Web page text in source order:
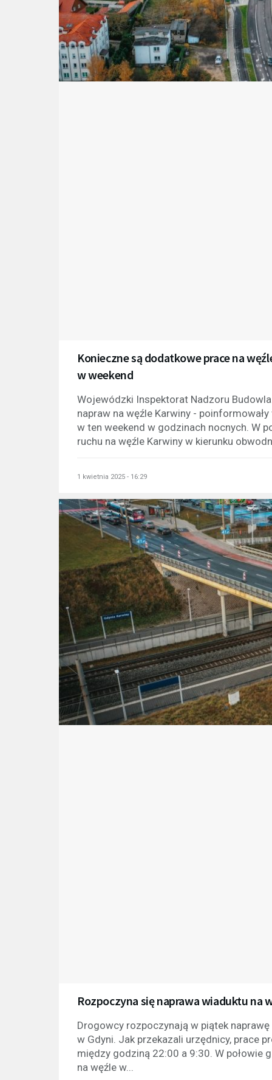
Konieczne są dodatkowe prace na
w weekend
Wojewódzki Inspektorat Nadzoru
napraw na węźle Karwiny -
w ten weekend w godzinach nocnych. W
ruchu na węźle Karwiny w kierunku
1 kwietnia 2025 - 16:29
Rozpoczyna się naprawa wiaduktu na
Drogowcy rozpoczynają w piątek
w Gdyni. Jak przekazali urzędnicy, prace
między godziną 22:00 a 9:30. W połowie
na węźle w...